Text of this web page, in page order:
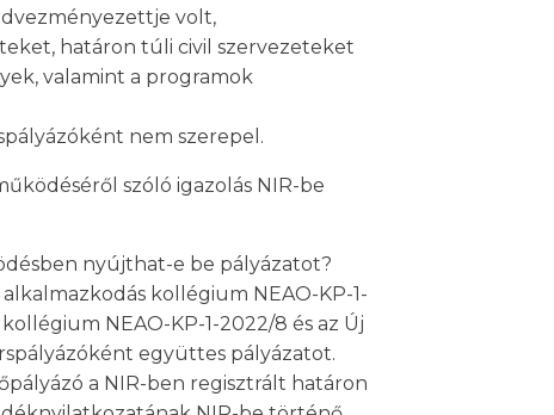
volt,
határon túli civil szervezeteket
valamint a programok
nem szerepel.
szóló igazolás NIR-be
nyújthat-e be pályázatot?
kollégium NEAO-KP-1-
NEAO-KP-1-2022/8 és az Új
együttes pályázatot.
a NIR-ben regisztrált határon